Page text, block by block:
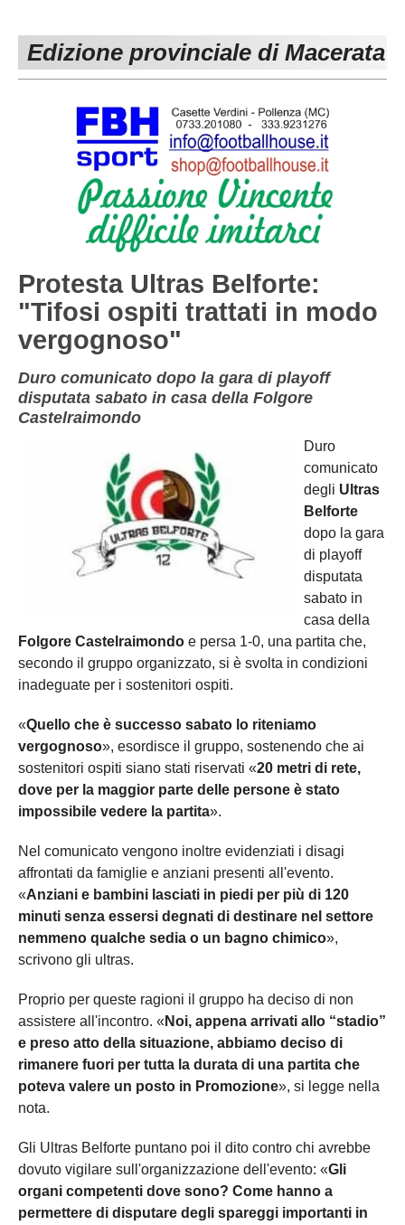
Carica la tua Rosa
1^ CATEGORIA
3^ CATEGORIA
GIOVANILI
Edizione provinciale di Macerata
Protesta Ultras Belforte:
"Tifosi ospiti trattati in modo
vergognoso"
Duro comunicato dopo la gara di playoff
disputata sabato in casa della Folgore
Castelraimondo
Duro
comunicato
degli Ultras
Belforte
dopo la gara
di playoff
disputata
sabato in
casa della
Folgore Castelraimondo e persa 1-0, una partita che,
secondo il gruppo organizzato, si è svolta in condizioni
inadeguate per i sostenitori ospiti.
«Quello che è successo sabato lo riteniamo
vergognoso», esordisce il gruppo, sostenendo che ai
sostenitori ospiti siano stati riservati «20 metri di rete,
dove per la maggior parte delle persone è stato
impossibile vedere la partita».
Nel comunicato vengono inoltre evidenziati i disagi
affrontati da famiglie e anziani presenti all'evento.
«Anziani e bambini lasciati in piedi per più di 120
minuti senza essersi degnati di destinare nel settore
nemmeno qualche sedia o un bagno chimico»,
scrivono gli ultras.
Proprio per queste ragioni il gruppo ha deciso di non
assistere all'incontro. « Noi, appena arrivati allo “stadio”
e preso atto della situazione, abbiamo deciso di
rimanere fuori per tutta la durata di una partita che
poteva valere un posto in Promozione», si legge nella
nota.
Gli Ultras Belforte puntano poi il dito contro chi avrebbe
dovuto vigilare sull'organizzazione dell'evento: «Gli
organi competenti dove sono? Come hanno a
permettere di disputare degli spareggi importanti in